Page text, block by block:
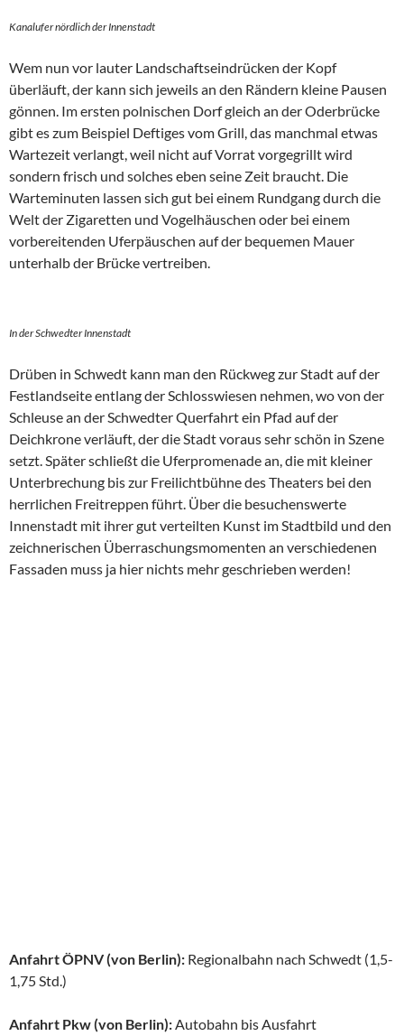
Kanalufer nördlich der Innenstadt
Wem nun vor lauter Landschaftseindrücken der Kopf
überläuft, der kann sich jeweils an den Rändern kleine Pausen
gönnen. Im ersten polnischen Dorf gleich an der Oderbrücke
gibt es zum Beispiel Deftiges vom Grill, das manchmal etwas
Wartezeit verlangt, weil nicht auf Vorrat vorgegrillt wird
sondern frisch und solches eben seine Zeit braucht. Die
Warteminuten lassen sich gut bei einem Rundgang durch die
Welt der Zigaretten und Vogelhäuschen oder bei einem
vorbereitenden Uferpäuschen auf der bequemen Mauer
unterhalb der Brücke vertreiben.
In der Schwedter Innenstadt
Drüben in Schwedt kann man den Rückweg zur Stadt auf der
Festlandseite entlang der Schlosswiesen nehmen, wo von der
Schleuse an der Schwedter Querfahrt ein Pfad auf der
Deichkrone verläuft, der die Stadt voraus sehr schön in Szene
setzt. Später schließt die Uferpromenade an, die mit kleiner
Unterbrechung bis zur Freilichtbühne des Theaters bei den
herrlichen Freitreppen führt. Über die besuchenswerte
Innenstadt mit ihrer gut verteilten Kunst im Stadtbild und den
zeichnerischen Überraschungsmomenten an verschiedenen
Fassaden muss ja hier nichts mehr geschrieben werden!
Anfahrt ÖPNV (von Berlin): Regionalbahn nach Schwedt (1,5-
1,75 Std.)
Anfahrt Pkw (von Berlin):Autobahn bis Ausfahrt